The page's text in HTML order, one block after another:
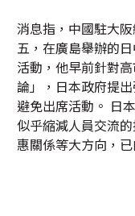
消息指，中國駐大
五，在廣島舉辦的
活動，他早前針對
論」，日本政府提
避免出席活動。 日
似乎縮減人員交流
惠關係等大方向，